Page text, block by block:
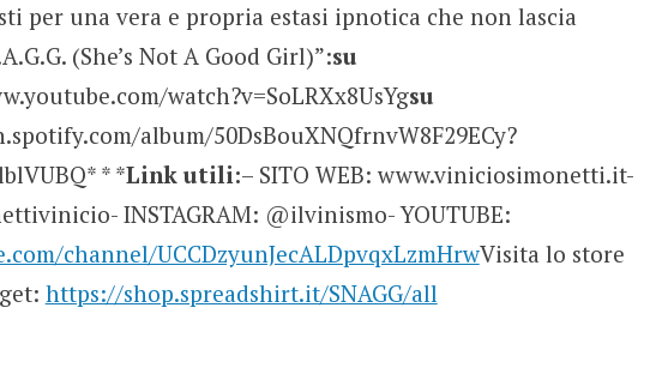
per una vera e propria estasi ipnotica che non lascia
(She’s Not A Good Girl)”:su
watch?v=SoLRXx8UsYgsu
album/50DsBouXNQfrnvW8F29ECy?
* *Link utili:– SITO WEB: www.viniciosimonetti.it-
INSTAGRAM: @ilvinismo- YOUTUBE:
channel/UCCDzyunJecALDpvqxLzmHrwVisita lo store
https://shop.spreadshirt.it/SNAGG/all